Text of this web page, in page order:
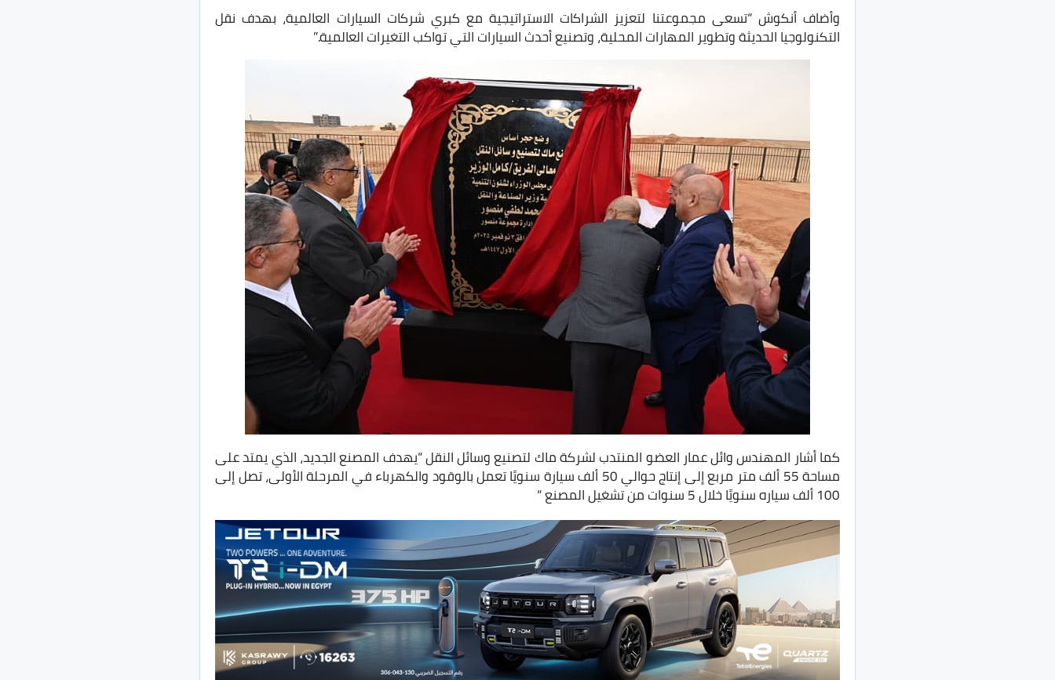
وأضاف أنكوش “تسعى مجموعتنا لتعزيز الشراكات الاستراتيجية مع كبري شركات السيارات العالمية، بهدف نقل
التكنولوجيا الحديثة وتطوير المهارات المحلية، وتصنيع أحدث السيارات التي تواكب التغيرات العالمية.”
كما أشار المهندس وائل عمار العضو المنتدب لشركة ماك لتصنيع وسائل النقل “يهدف المصنع الجديد، الذي يمتد على
مساحة 55 ألف متر مربع إلى إنتاج حوالي 50 ألف سيارة سنويًا تعمل بالوقود والكهرباء في المرحلة الأولى، تصل إلى
100 ألف سياره سنويًا خلال 5 سنوات من تشغيل المصنع “